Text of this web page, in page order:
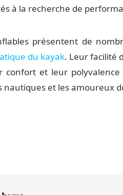
à la recherche de
présentent de
du kayak. Leur facilité
confort et leur
nautiques et les amoureux